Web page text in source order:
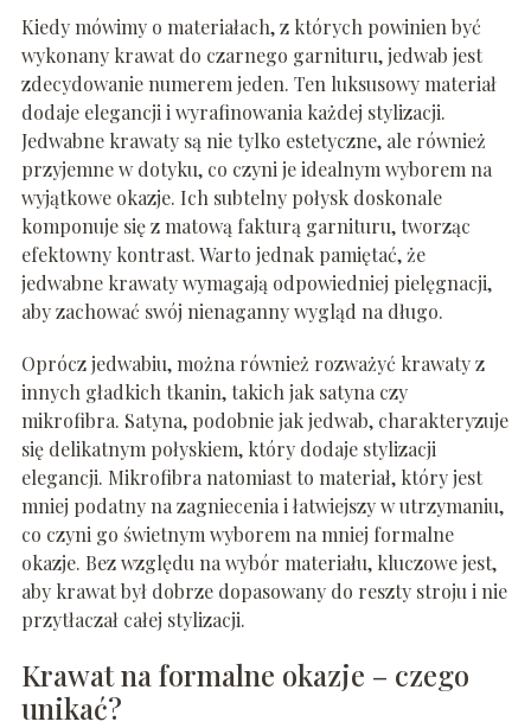
Kiedy mówimy o materiałach, z których powinien być
wykonany krawat do czarnego garnituru, jedwab jest
zdecydowanie numerem jeden. Ten luksusowy materiał
dodaje elegancji i wyrafinowania każdej stylizacji.
Jedwabne krawaty są nie tylko estetyczne, ale również
przyjemne w dotyku, co czyni je idealnym wyborem na
wyjątkowe okazje. Ich subtelny połysk doskonale
komponuje się z matową fakturą garnituru, tworząc
efektowny kontrast. Warto jednak pamiętać, że
jedwabne krawaty wymagają odpowiedniej pielęgnacji,
aby zachować swój nienaganny wygląd na długo.
Oprócz jedwabiu, można również rozważyć krawaty z
innych gładkich tkanin, takich jak satyna czy
mikrofibra. Satyna, podobnie jak jedwab, charakteryzuje
się delikatnym połyskiem, który dodaje stylizacji
elegancji. Mikrofibra natomiast to materiał, który jest
mniej podatny na zagniecenia i łatwiejszy w utrzymaniu,
co czyni go świetnym wyborem na mniej formalne
okazje. Bez względu na wybór materiału, kluczowe jest,
aby krawat był dobrze dopasowany do reszty stroju i nie
przytłaczał całej stylizacji.
Krawat na formalne okazje – czego
unikać?